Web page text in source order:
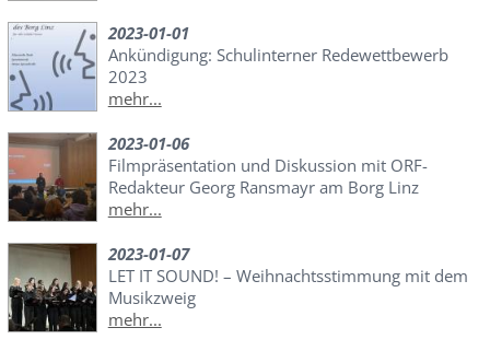
2023-01-01
Ankündigung: Schulinterner Redewettbewerb
2023
mehr...
2023-01-06
Filmpräsentation und Diskussion mit ORF-
Redakteur Georg Ransmayr am Borg Linz
mehr...
2023-01-07
LET IT SOUND! – Weihnachtsstimmung mit dem
Musikzweig
mehr...